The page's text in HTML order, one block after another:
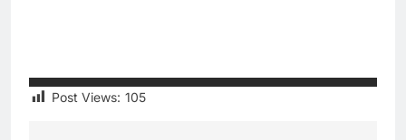
Post Views: 105